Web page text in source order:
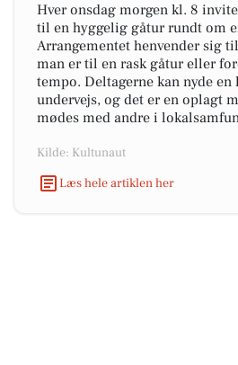
Hver onsdag morgen kl. 8
til en hyggelig gåtur rundt om
Arrangementet henvender sig
man er til en rask gåtur eller
tempo. Deltagerne kan nyde en
undervejs, og det er en oplagt
mødes med andre i
Kilde: Kultunaut
Læs hele artiklen her